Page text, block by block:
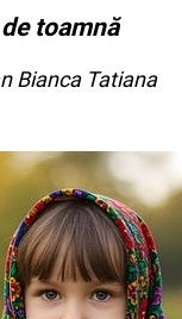
toamnă
Tatiana